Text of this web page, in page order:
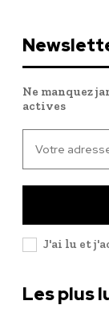
Ne manquez
actives
J'ai lu et
Les plus